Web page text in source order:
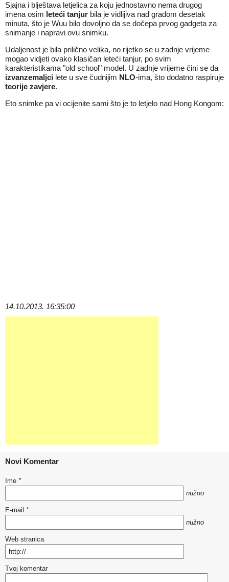
Sjajna i blještava letjelica za koju jednostavno nema drugog
imena osim leteći tanjur bila je vidlijiva nad gradom desetak
minuta, što je Wuu bilo dovoljno da se dočepa prvog gadgeta za
snimanje i napravi ovu snimku.
Udaljenost je bila prilično velika, no rijetko se u zadnje vrijeme
mogao vidjeti ovako klasičan leteći tanjur, po svim
karakteristikama "old school" model. U zadnje vrijeme čini se da
izvanzemaljci lete u sve čudnijim NLO-ima, što dodatno raspiruje
teorije zavjere.
Eto snimke pa vi ocijenite sami što je to letjelo nad Hong Kongom:
14.10.2013. 16:35:00
Novi Komentar
Ime *
nužno
E-mail *
nužno
Web stranica
Tvoj komentar